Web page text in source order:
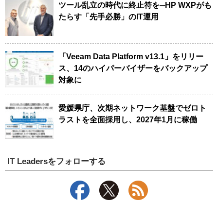
ツール乱立の時代に終止符を─HP WXPがも
たらす「先手必勝」のIT運用
「Veeam Data Platform v13.1」をリリー
ス、14のハイパーバイザーをバックアップ
対象に
愛媛県庁、次期ネットワーク基盤でゼロト
ラストを全面採用し、2027年1月に稼働
IT Leadersをフォローする